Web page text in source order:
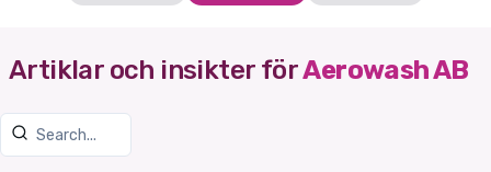
Artiklar och insikter förAerowash AB